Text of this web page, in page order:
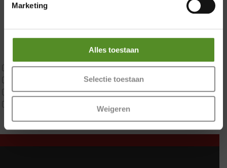
Marketing
Alles toestaan
Selectie toestaan
Weigeren
Twijfelaar
Koudschuim
Tweepersoons 1 kern
Tweepersoons 1 kern product
Tweepersoons 2 kernen